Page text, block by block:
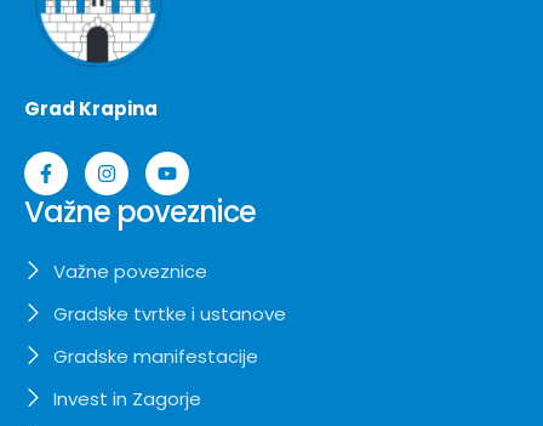
Grad Krapina
Važne poveznice
Važne poveznice
Gradske tvrtke i ustanove
Gradske manifestacije
Invest in Zagorje